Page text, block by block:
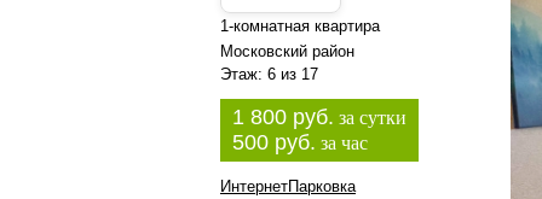
1-комнатная квартира
Московский район
Этаж: 6 из 17
1 800 руб. за сутки
500 руб. за час
ИнтернетПарковка